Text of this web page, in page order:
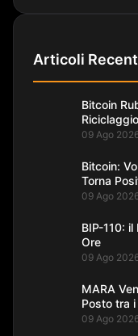
Articoli
Bitcoin
09 Ago
Bitcoin:
Torna
09 Ago
BIP-110:
Ore
09 Ago
MARA
Posto tra i
09 Ago